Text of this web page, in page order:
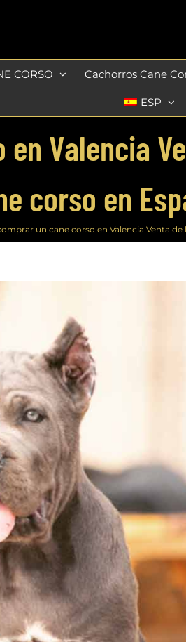
CORSO Cachorros Cane
ESP
Valencia
corso en
un cane corso en Valencia Venta